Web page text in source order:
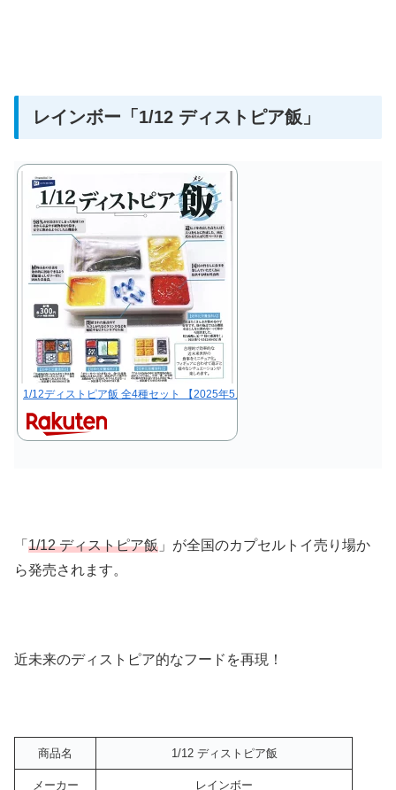
レインボー 「1/12 ディストピア飯」
1/12ディストピア飯 全4種セット 【2025年5月予約/コンプリート】
「 1/12 ディストピア飯 」が全国のカプセルトイ売り場か
ら発売されます。
近未来のディストピア的なフードを再現！
商品名 1/12 ディストピア飯
メーカー レインボー